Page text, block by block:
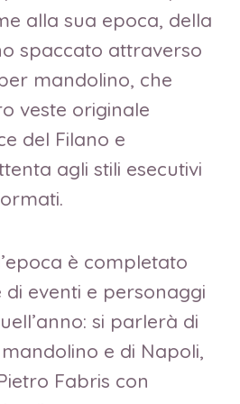
alla sua epoca, della
spaccato attraverso
mandolino, che
veste originale
del Filano e
agli stili esecutivi
è completato
eventi e personaggi
si parlerà di
e di Napoli,
Fabris con